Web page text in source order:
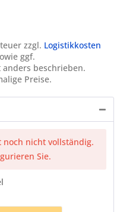
zzgl. Logistikkosten
ggf.
beschrieben.
Preise.
nicht vollständig.
Sie.